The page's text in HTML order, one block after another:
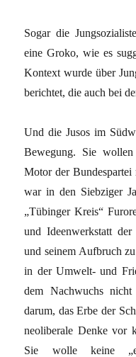
Sogar die
eine Groko, wie es
Kontext wurde über
berichtet, die auch bei
Und die Jusos im
Bewegung. Sie
Motor der Bundespartei
war in den Siebziger
„Tübinger Kreis“
und Ideenwerkstatt
und seinem Aufbruch
in der Umwelt- und
dem Nachwuchs
darum, das Erbe der
neoliberale Denke vor
Sie wolle keine